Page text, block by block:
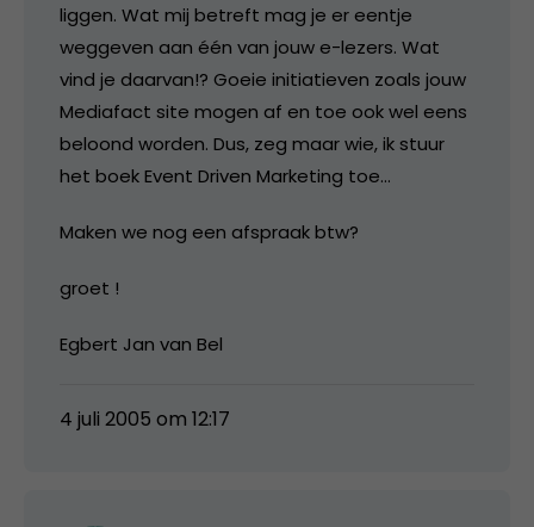
liggen. Wat mij betreft mag je er eentje
weggeven aan één van jouw e-lezers. Wat
vind je daarvan!? Goeie initiatieven zoals jouw
Mediafact site mogen af en toe ook wel eens
beloond worden. Dus, zeg maar wie, ik stuur
het boek Event Driven Marketing toe…
Maken we nog een afspraak btw?
groet !
Egbert Jan van Bel
4 juli 2005 om 12:17